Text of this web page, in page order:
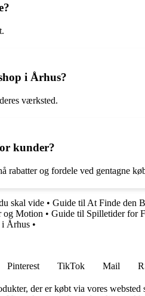
i Århus?
værksted.
kunder?
rabatter og fordele ved gentagne
skal vide • Guide til At Finde den
og Motion • Guide til Spilletider for
i Århus •
Pinterest TikTok Mail
der er købt via vores